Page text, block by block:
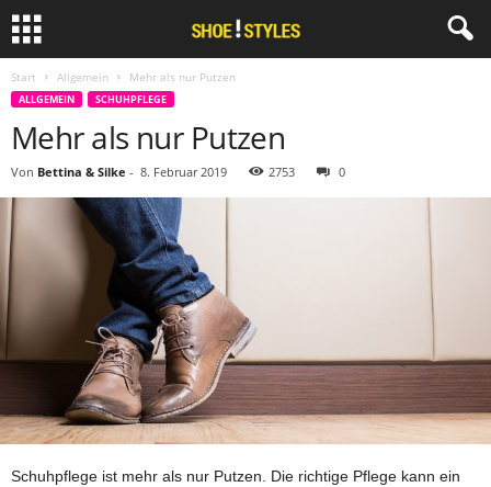
Start Allgemein Mehr als nur Putzen
ALLGEMEIN SCHUHPFLEGE
Mehr als nur Putzen
Von Bettina & Silke - 8. Februar 2019 2753 0
Schuhpflege ist mehr als nur Putzen. Die richtige Pflege kann ein